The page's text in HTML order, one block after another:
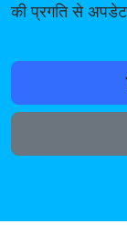
की प्रगति से